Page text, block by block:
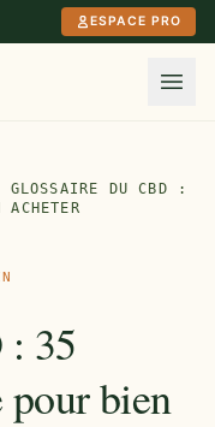
ESPACE PRO
GLOSSAIRE DU CBD :
35
pour bien